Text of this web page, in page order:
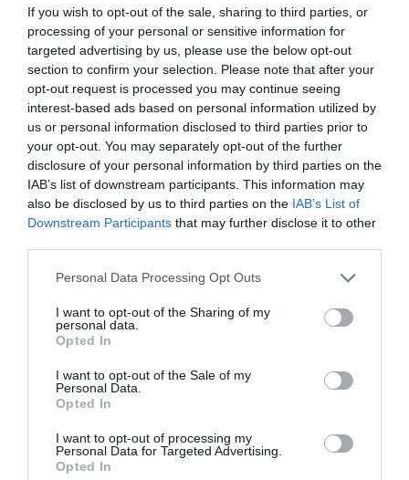
If you wish to opt-out of the sale, sharing to third parties, or
processing of your personal or sensitive information for
targeted advertising by us, please use the below opt-out
section to confirm your selection. Please note that after your
opt-out request is processed you may continue seeing
interest-based ads based on personal information utilized by
us or personal information disclosed to third parties prior to
your opt-out. You may separately opt-out of the further
disclosure of your personal information by third parties on the
IAB’s list of downstream participants. This information may
also be disclosed by us to third parties on the IAB’s List of
Downstream Participants that may further disclose it to other
Please note that this website/app uses one or more Google
not limited to your visit or usage behaviour. You may click to
grant or deny consent to Google and its third-party tags to
use your data for below specified purposes in below Google
consent section.
Personal Data Processing Opt Outs
I want to opt-out of the Sharing of my
personal data.
Opted In
I want to opt-out of the Sale of my
Personal Data.
Opted In
I want to opt-out of processing my
Personal Data for Targeted Advertising.
Opted In
Ο Μητσοτάκης κάνει σχέδια για την
Ελλάδα του 2030, ο Ανδρουλάκης για
εκείνη του 2035, ώρα είναι να βγει κι
ο Βελόπουλος…
…να πει ότι στόχος του είναι η πρωτιά στις
εκλογές του 2040 (…στον Σύλλογο…
*ΚΑΤΩ ΣΤΟΝ ΠΕΙΡΑΙΑ* ΤΟΥ Ν. ΠΑΡΑΣΚΕΥΑ
Δήμος Πειραιά: Ασχολήθηκε κανείς
με τη σκαλωσιά που κατέρρευσε ή
μόνο οι… φωτογράφοι;
Όλοι ακούσαμε στις ειδήσεις, την περασμένη
εβδομάδα, ότι με τις βροχές και την κακοκαιρία…
*ΥΠΟΥΡΓΕΙΟ ΕΞΩ(ΦΡΕΝ)ΙΚΩΝ*